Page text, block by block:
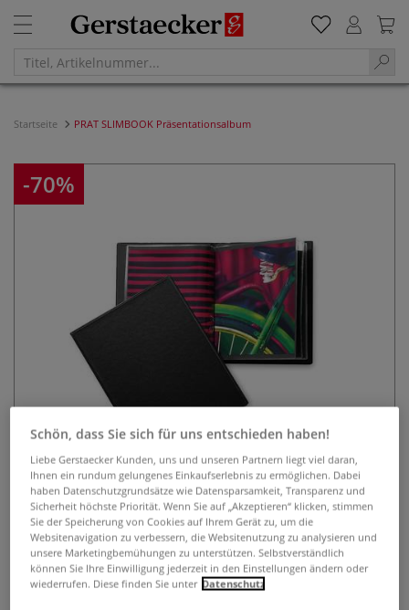
Startseite PRAT SLIMBOOK Präsentationsalbum
-70%
PRAT SLIMBOOK
Präsentationsalbum
Schön, dass Sie sich für uns entschieden haben!
Liebe Gerstaecker Kunden, uns und unseren Partnern liegt viel daran,
Ihnen ein rundum gelungenes Einkaufserlebnis zu ermöglichen. Dabei
haben Datenschutzgrundsätze wie Datensparsamkeit, Transparenz und
Sicherheit höchste Priorität. Wenn Sie auf „Akzeptieren“ klicken, stimmen
Sie der Speicherung von Cookies auf Ihrem Gerät zu, um die
Websitenavigation zu verbessern, die Websitenutzung zu analysieren und
unsere Marketingbemühungen zu unterstützen. Selbstverständlich
können Sie Ihre Einwilligung jederzeit in den Einstellungen ändern oder
wiederrufen. Diese finden Sie unter Datenschutz